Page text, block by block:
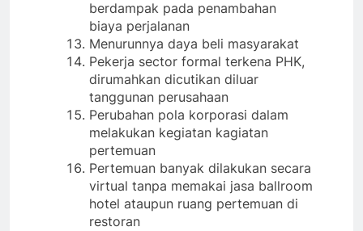
berdampak pada penambahan
biaya perjalanan
Menurunnya daya beli masyarakat
Pekerja sector formal terkena PHK,
dirumahkan dicutikan diluar
tanggunan perusahaan
Perubahan pola korporasi dalam
melakukan kegiatan kagiatan
pertemuan
Pertemuan banyak dilakukan secara
virtual tanpa memakai jasa ballroom
hotel ataupun ruang pertemuan di
restoran